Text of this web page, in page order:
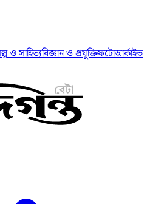
ও সাহিত্যবিজ্ঞান ও প্রযুক্তিফটোআর্কাইভ